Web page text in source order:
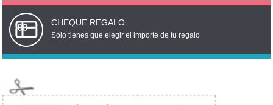
CHEQUE REGALO
Solo tienes que elegir el importe de tu regalo